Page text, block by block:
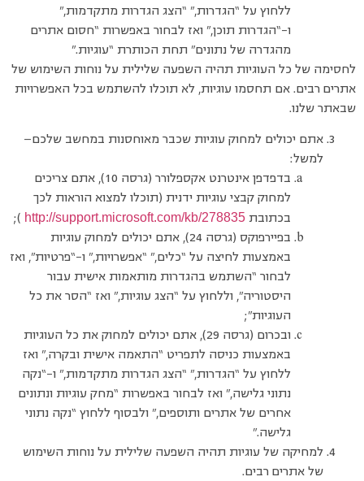
ללחוץ על “הגדרות,” “הצג הגדרות מתקדמות,”
ו-“הגדרות תוכן,” ואז לבחור באפשרות “חסום אתרים
מהגדרה של נתונים” תחת הכותרת “עוגיות.”
לחסימה של כל העוגיות תהיה השפעה שלילית על נוחות השימוש של
אתרים רבים. אם תחסמו עוגיות, לא תוכלו להשתמש בכל האפשרויות
שבאתר שלנו.
אתם יכולים למחוק עוגיות שכבר מאוחסנות במחשב שלכם—
למשל:
בדפדפן אינטרנט אקספלורר (גרסה 10), אתם צריכים
למחוק קבצי עוגיות ידנית (תוכלו למצוא הוראות לכך
בכתובת http://support.microsoft.com/kb/278835
);
בפיירפוקס (גרסה 24), אתם יכולים למחוק עוגיות
באמצעות לחיצה על “כלים,” “אפשרויות,” ו-“פרטיות”, ואז
לבחור “השתמש בהגדרות מותאמות אישית עבור
היסטוריה”, וללחוץ על “הצג עוגיות,” ואז “הסר את כל
העוגיות”;
ובכרום (גרסה 29), אתם יכולים למחוק את כל העוגיות
באמצעות כניסה לתפריט “התאמה אישית ובקרה,” ואז
ללחוץ על “הגדרות,” “הצג הגדרות מתקדמות,” ו-“נקה
נתוני גלישה,” ואז לבחור באפשרות “מחק עוגיות ונתונים
אחרים של אתרים ותוספים,” ולבסוף ללחוץ “נקה נתוני
גלישה.”
למחיקה של עוגיות תהיה השפעה שלילית על נוחות השימוש
של אתרים רבים.